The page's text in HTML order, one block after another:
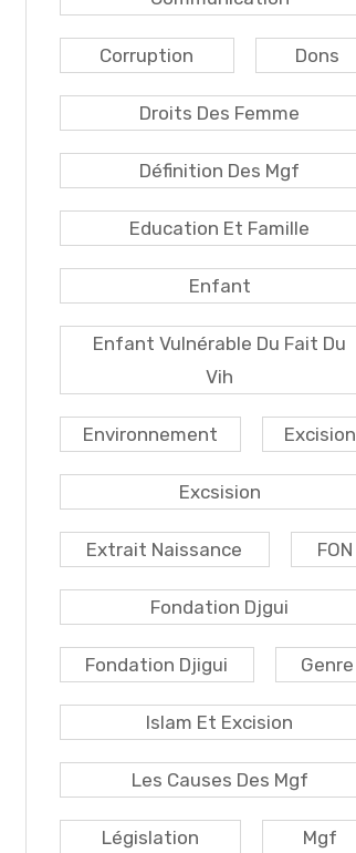
Corruption Dons
Droits Des Femme
Définition Des Mgf
Education Et Famille
Enfant
Enfant Vulnérable Du Fait Du
Vih
Environnement Excision
Excsision
Extrait Naissance FON
Fondation Djgui
Fondation Djigui Genre
Islam Et Excision
Les Causes Des Mgf
Législation Mgf